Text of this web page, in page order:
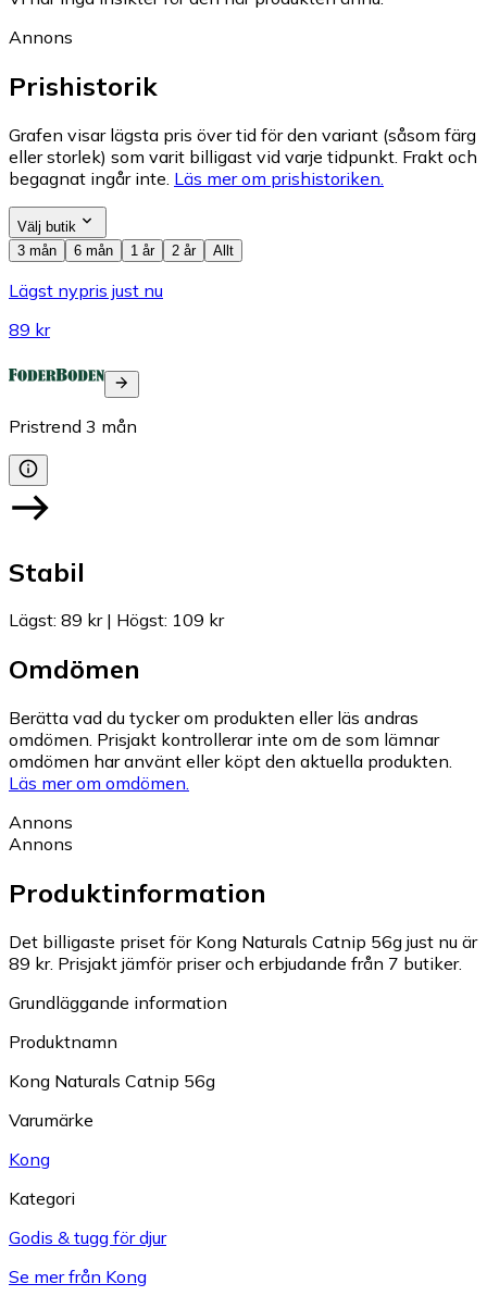
Annons
Prishistorik
Grafen visar lägsta pris över tid för den variant (såsom färg
eller storlek) som varit billigast vid varje tidpunkt. Frakt och
begagnat ingår inte. Läs mer om prishistoriken.
Välj butik
3 mån
6 mån 1 år 2 år Allt
Lägst nypris just nu
89 kr
Pristrend 3 mån
Stabil
Lägst: 89 kr| Högst: 109 kr
Omdömen
Berätta vad du tycker om produkten eller läs andras
omdömen. Prisjakt kontrollerar inte om de som lämnar
omdömen har använt eller köpt den aktuella produkten.
Läs mer om omdömen.
Annons
Annons
Produktinformation
Det billigaste priset för Kong Naturals Catnip 56g just nu är
89 kr. Prisjakt jämför priser och erbjudande från 7 butiker.
Grundläggande information
Produktnamn
Kong Naturals Catnip 56g
Varumärke
Kong
Kategori
Godis & tugg för djur
Se mer från Kong